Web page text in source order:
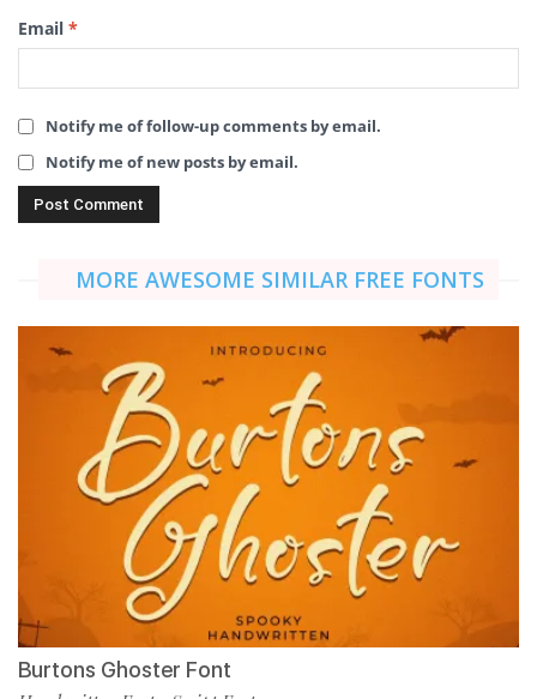
Email *
Notify me of follow-up comments by email.
Notify me of new posts by email.
MORE AWESOME SIMILAR FREE FONTS
Burtons Ghoster Font